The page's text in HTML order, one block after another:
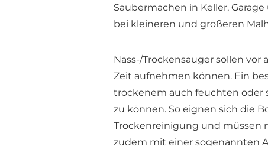
Saubermachen in Keller,
bei kleineren und größeren
Nass-/Trockensauger sollen
Zeit aufnehmen können. Ein
trockenem auch feuchten oder
zu können. So eignen sich die
Trockenreinigung und müssen
zudem mit einer sogenannten